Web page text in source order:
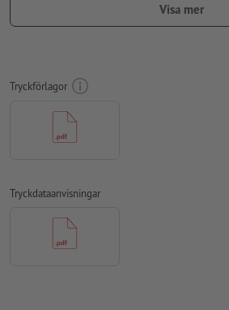
Lägg 2 mm runtombeskärningviktig
teckensnittmåste våra fullständigt
konverterade till kurvor
färgläge:CMYK, FOGRA51 (PSO Coated
FOGRA52 (PSO Uncoated v3
Visa mer
Tryckförlagor
Tryckdataanvisningar